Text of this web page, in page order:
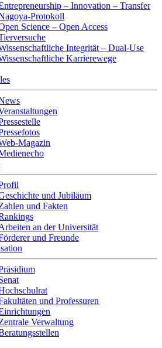
– Innovation – Transfer
Protokoll
Science – Open Access
Integrität – Dual-Use
Karrierewege
Magazin
und Jubiläum
und Fakten
an der Universität
und Freunde
und Professuren
Verwaltung